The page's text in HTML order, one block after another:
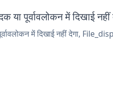
पूर्वावलोकन में दिखाई नहीं
में दिखाई नहीं देगा,